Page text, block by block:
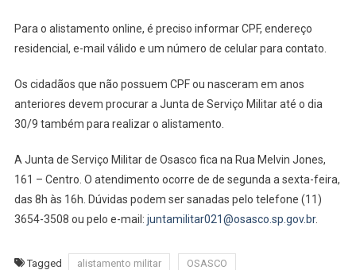
Alistar
Para o alistamento online, é preciso informar CPF, endereço
residencial, e-mail válido e um número de celular para contato.
Os cidadãos que não possuem CPF ou nasceram em anos
anteriores devem procurar a Junta de Serviço Militar até o dia
30/9 também para realizar o alistamento.
A Junta de Serviço Militar de Osasco fica na Rua Melvin Jones,
161 – Centro. O atendimento ocorre de de segunda a sexta-feira,
das 8h às 16h. Dúvidas podem ser sanadas pelo telefone (11)
3654-3508 ou pelo e-mail: juntamilitar021@osasco.sp.gov.br.
Tagged alistamento militar OSASCO